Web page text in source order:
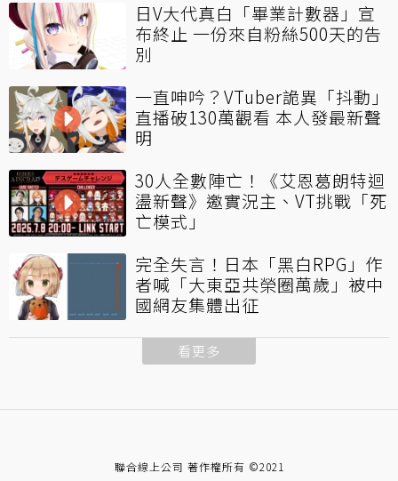
日V大代真白「畢業計數器」宣
布終止 一份來自粉絲500天的告
別
一直呻吟？VTuber詭異「抖動」
直播破130萬觀看 本人發最新聲
明
30人全數陣亡！《艾恩葛朗特迴
盪新聲》邀實況主、VT挑戰「死
亡模式」
完全失言！日本「黑白RPG」作
者喊「大東亞共榮圈萬歲」被中
國網友集體出征
看更多
聯合線上公司 著作權所有 ©2021